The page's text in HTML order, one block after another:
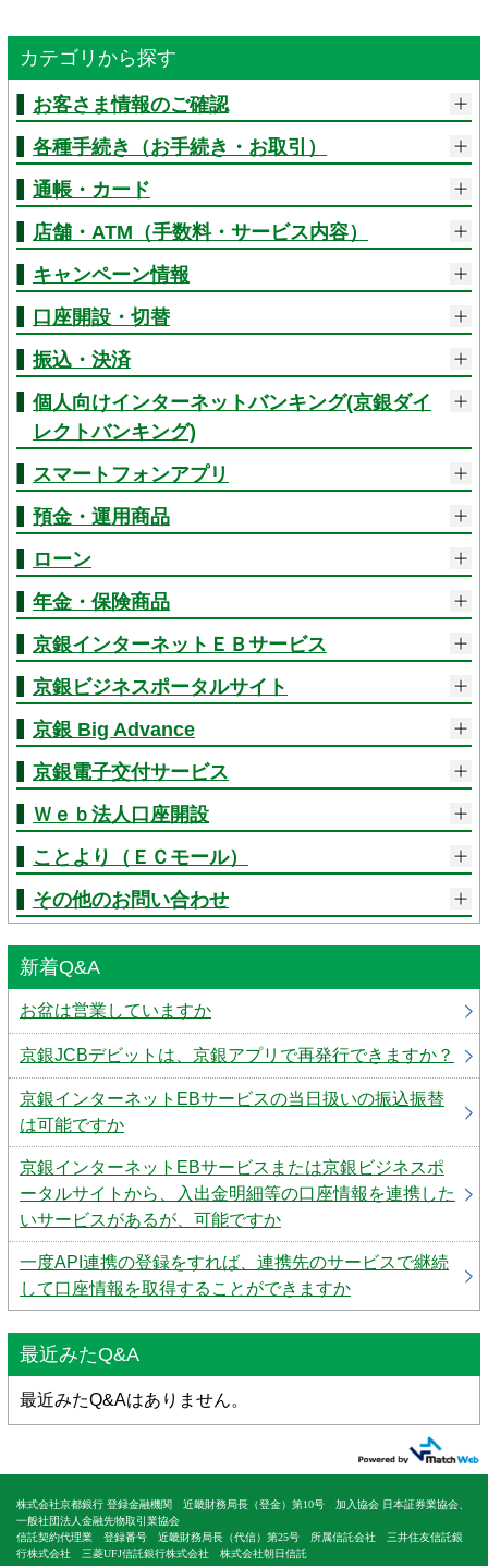
カテゴリから探す
お客さま情報のご確認
各種手続き（お手続き・お取引）
通帳・カード
店舗・ATM（手数料・サービス内容）
キャンペーン情報
口座開設・切替
振込・決済
個人向けインターネットバンキング(京銀ダイ
レクトバンキング)
スマートフォンアプリ
預金・運用商品
ローン
年金・保険商品
京銀インターネットＥＢサービス
京銀ビジネスポータルサイト
京銀 Big Advance
京銀電子交付サービス
Ｗｅｂ法人口座開設
ことより（ＥＣモール）
その他のお問い合わせ
新着Q&A
お盆は営業していますか
京銀JCBデビットは、京銀アプリで再発行できますか？
京銀インターネットEBサービスの当日扱いの振込振替
は可能ですか
京銀インターネットEBサービスまたは京銀ビジネスポ
ータルサイトから、入出金明細等の口座情報を連携した
いサービスがあるが、可能ですか
一度API連携の登録をすれば、連携先のサービスで継続
して口座情報を取得することができますか
最近みたQ&A
最近みたQ&Aはありません。
株式会社京都銀行 登録金融機関 近畿財務局長（登金）第10号 加入協会 日本証券業協会、
一般社団法人金融先物取引業協会
信託契約代理業 登録番号 近畿財務局長（代信）第25号 所属信託会社 三井住友信託銀
行株式会社 三菱UFJ信託銀行株式会社 株式会社朝日信託